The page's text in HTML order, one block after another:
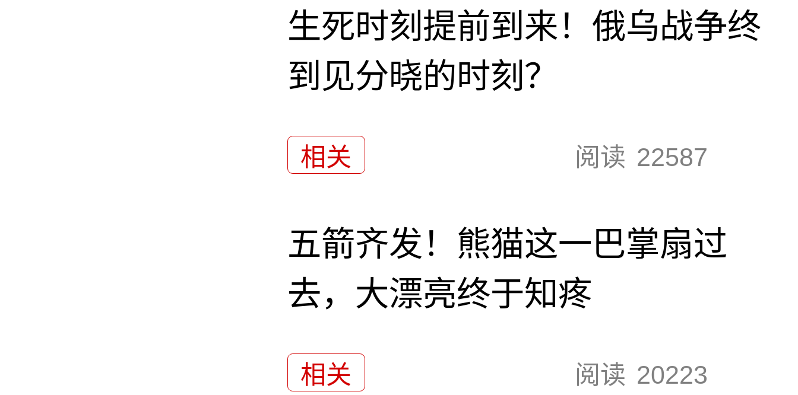
生死时刻提前到来！俄乌战争终
到见分晓的时刻？
相关 阅读 22587
五箭齐发！熊猫这一巴掌扇过
去，大漂亮终于知疼
相关 阅读 20223